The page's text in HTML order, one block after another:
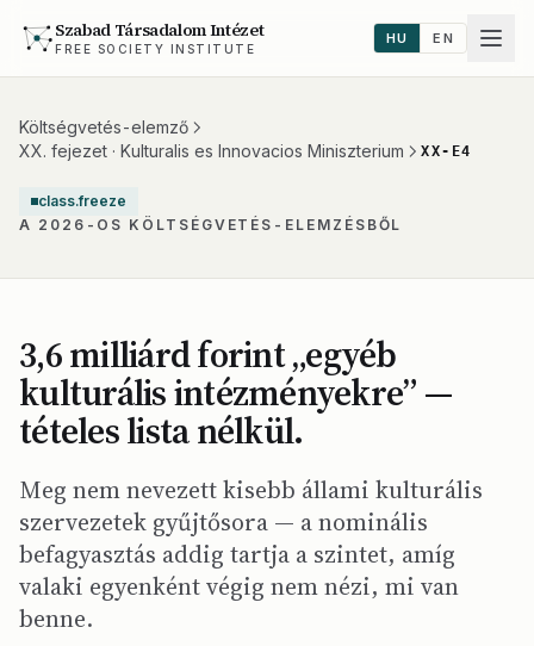
Szabad Társadalom Intézet
FREE SOCIETY INSTITUTE
HU EN
Költségvetés-elemző
XX. fejezet · Kulturalis es Innovacios Miniszterium
XX-E4
class.freeze
A 2026-OS KÖLTSÉGVETÉS-ELEMZÉSBŐL
3,6 milliárd forint „egyéb
kulturális intézményekre” —
tételes lista nélkül.
Meg nem nevezett kisebb állami kulturális
szervezetek gyűjtősora — a nominális
befagyasztás addig tartja a szintet, amíg
valaki egyenként végig nem nézi, mi van
benne.